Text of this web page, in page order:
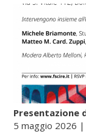
Presentazione
5 maggio 2026 |